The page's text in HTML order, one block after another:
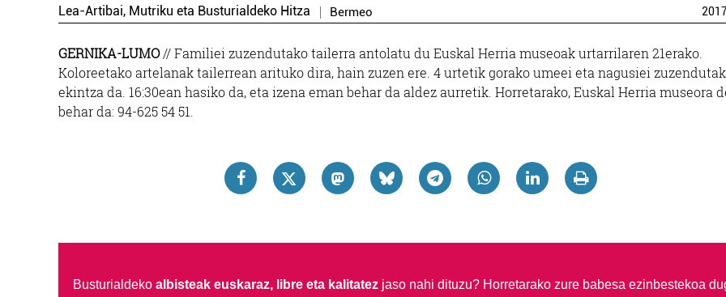
Lea-Artibai, Mutriku eta Busturialdeko Hitza Bermeo
GERNIKA-LUMO// Familiei zuzendutako tailerra antolatu du Euskal Herria museoak urtarrilaren 21erako.
Koloreetako artelanak tailerrean arituko dira, hain zuzen ere. 4 urtetik gorako umeei eta nagusiei
ekintza da. 16:30ean hasiko da, eta izena eman behar da aldez aurretik. Horretarako, Euskal Herria museora
behar da: 94-625 54 51.
Busturialdeko albisteak euskaraz, libre eta kalitatezjaso nahi dituzu? Horretarako zure babesa ezinbestekoa